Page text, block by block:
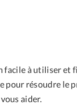
à utiliser et
résoudre le
aider.